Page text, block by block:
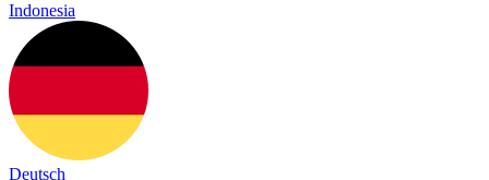
Indonesia
Deutsch